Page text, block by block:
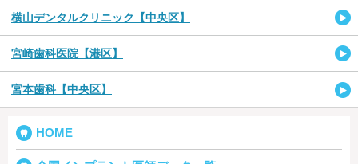
横山デンタルクリニック【中央区】
宮崎歯科医院【港区】
宮本歯科【中央区】
HOME